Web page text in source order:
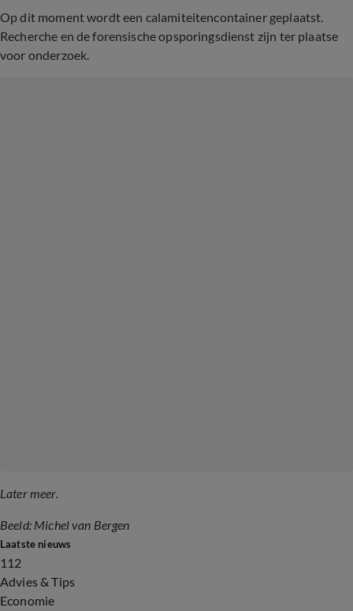
Op dit moment wordt een calamiteitencontainer geplaatst.
Recherche en de forensische opsporingsdienst zijn ter plaatse
voor onderzoek.
Later meer.
Beeld: Michel van Bergen
Laatste nieuws
112
Advies & Tips
Economie